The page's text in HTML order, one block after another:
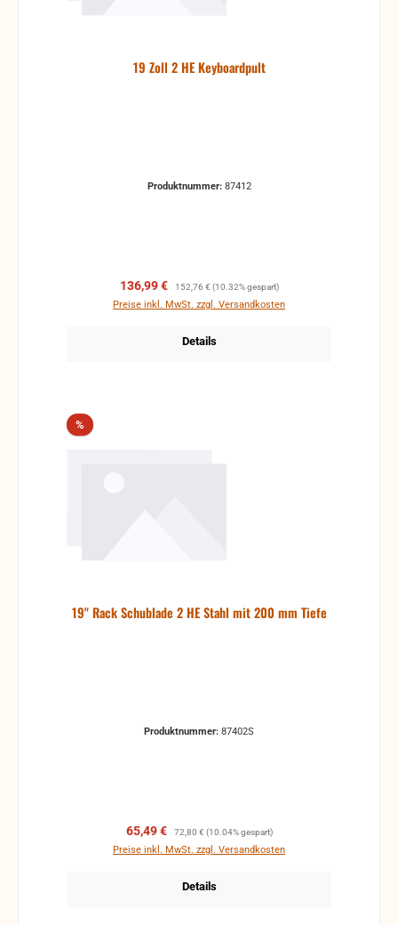
19 Zoll 2 HE Keyboardpult
Produktnummer: 87412
Verkaufspreis:
136,99 € Regulärer Preis:
152,76 € (10.32% gespart)
Preise inkl. MwSt. zzgl. Versandkosten
Details
%Rabatt
19" Rack Schublade 2 HE Stahl mit 200 mm Tiefe
Produktnummer: 87402S
Verkaufspreis:
65,49 € Regulärer Preis:
72,80 € (10.04% gespart)
Preise inkl. MwSt. zzgl. Versandkosten
Details